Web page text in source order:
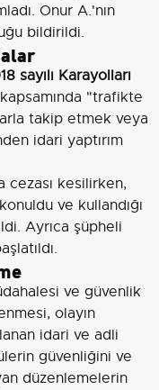
Onur A.'nın
bildirildi.
sayılı Karayolları
kapsamında "trafikte
takip etmek veya
idari yaptırım
kesilirken,
ve kullandığı
Ayrıca şüpheli
ve güvenlik
olayın
idari ve adli
güvenliğini ve
düzenlemelerin